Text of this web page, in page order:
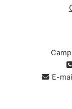
E-